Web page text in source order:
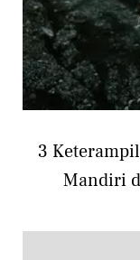
3
Mandiri